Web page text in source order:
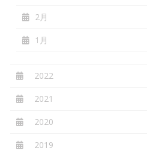
2月
1月
2022
2021
2020
2019